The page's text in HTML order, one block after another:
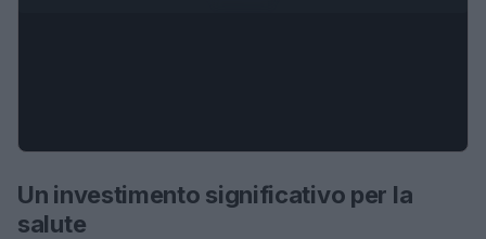
Un investimento significativo per la
salute